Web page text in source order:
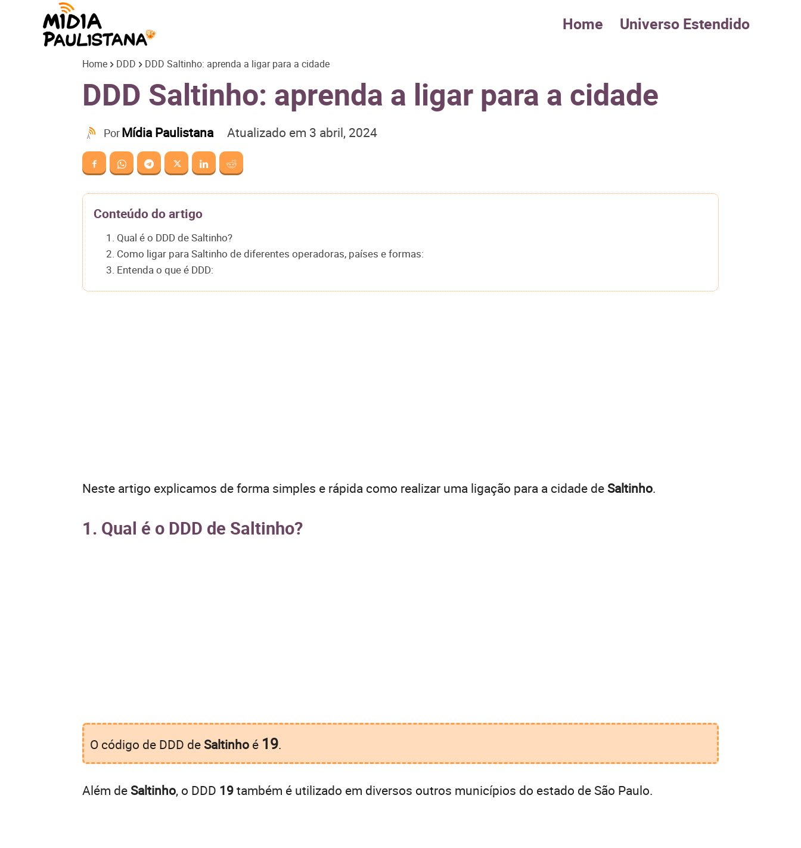
Paulistana
Home Universo Estendido
Home DDD DDD Saltinho: aprenda a ligar para a cidade
DDD Saltinho: aprenda a ligar para a cidade
PorMídia Paulistana Atualizado em 3 abril, 2024
Conteúdo do artigo
1. Qual é o DDD de Saltinho?
2. Como ligar para Saltinho de diferentes operadoras, países e formas:
3. Entenda o que é DDD:
Neste artigo explicamos de forma simples e rápida como realizar uma ligação para a cidade de Saltinho.
1. Qual é o DDD de Saltinho?
O código de DDD de Saltinho é 19.
Além de Saltinho, o DDD 19também é utilizado em diversos outros municípios do estado de São Paulo.